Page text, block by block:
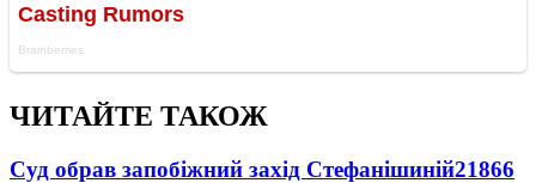
ЧИТАЙТЕ ТАКОЖ
Суд обрав запобіжний захід Стефанішиній21866